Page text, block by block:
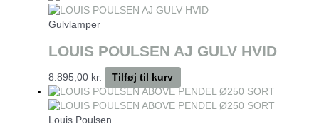
Gulvlamper
LOUIS POULSEN AJ GULV HVID
8.895,00 kr. Tilføj til kurv
Louis Poulsen